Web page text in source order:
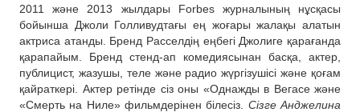
2011 және 2013 жылдары Forbes журналының нұсқасы
бойынша Джоли Голливудтағы ең жоғары жалақы алатын
актриса атанды. Бренд Расселдің еңбегі Джолиге қарағанда
қарапайым. Бренд стенд-ап комедиясынан басқа, актер,
публицист, жазушы, теле және радио жүргізушісі және қоғам
қайраткері. Актер ретінде сіз оны «Однажды в Вегасе және
«Смерть на Ниле» фильмдерінен білесіз. Сізге Анджелина